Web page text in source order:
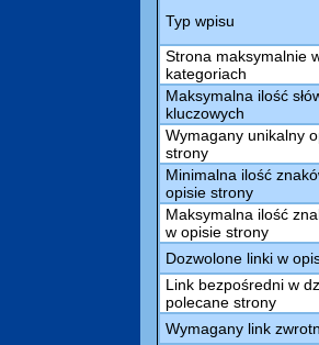
Typ wpisu
Strona maksymalnie
kategoriach
Maksymalna ilość
kluczowych
Wymagany unikalny
strony
Minimalna ilość
opisie strony
Maksymalna ilość
w opisie strony
Dozwolone linki w
Link bezpośredni w
polecane strony
Wymagany link